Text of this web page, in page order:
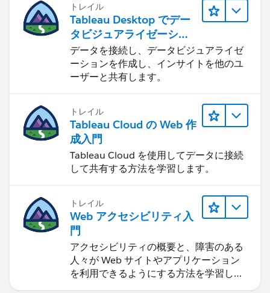
トレイル
Tableau Desktop でデー
タビジュアライゼーショ
ンをはじめる
データを接続し、データビジュアライゼ
ーションを作成し、インサイトを他のユ
ーザーと共有します。
トレイル
Tableau Cloud の Web 作
成入門
Tableau Cloud を使用してデータに接続
して共有する方法を学習します。
トレイル
Web アクセシビリティ入
門
アクセシビリティの概要と、障害のある
人々が Web サイトやアプリケーション
を利用できるようにする方法を学習しま